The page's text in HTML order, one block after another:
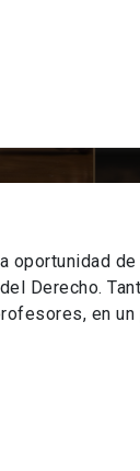
oportunidad
Derecho.
en